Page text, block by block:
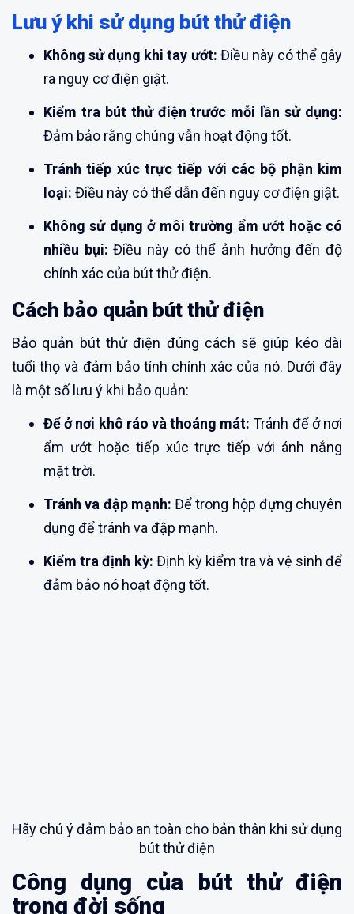
Lưu ý khi sử dụng bút thử điện
Không sử dụng khi tay ướt: Điều này có thể gây
ra nguy cơ điện giật.
Kiểm tra bút thử điện trước mỗi lần sử dụng:
Đảm bảo rằng chúng vẫn hoạt động tốt.
Tránh tiếp xúc trực tiếp với các bộ phận kim
loại: Điều này có thể dẫn đến nguy cơ điện giật.
Không sử dụng ở môi trường ẩm ướt hoặc có
nhiều bụi: Điều này có thể ảnh hưởng đến độ
chính xác của bút thử điện.
Cách bảo quản bút thử điện
Bảo quản bút thử điện đúng cách sẽ giúp kéo dài
tuổi thọ và đảm bảo tính chính xác của nó. Dưới đây
là một số lưu ý khi bảo quản:
Để ở nơi khô ráo và thoáng mát: Tránh để ở nơi
ẩm ướt hoặc tiếp xúc trực tiếp với ánh nắng
mặt trời.
Tránh va đập mạnh: Để trong hộp đựng chuyên
dụng để tránh va đập mạnh.
Kiểm tra định kỳ: Định kỳ kiểm tra và vệ sinh để
đảm bảo nó hoạt động tốt.
Hãy chú ý đảm bảo an toàn cho bản thân khi sử dụng
bút thử điện
Công dụng của bút thử điện
trong đời sống